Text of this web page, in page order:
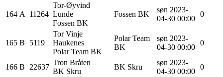
164 A 11264
Tor-Øyvind
Lunde
Fossen BK
Fossen BK
søn 2023-
04-30 00:00
0
165 B 5119
Tor Vinje
Haukenes
Polar Team BK
Polar Team
BK
søn 2023-
04-30 00:00
0
166 B 22637
Tron Bråten
BK Skru
BK Skru
søn 2023-
04-30 00:00
0